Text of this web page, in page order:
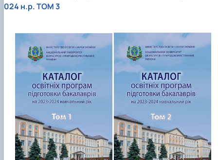
024 н.р. ТОМ 3